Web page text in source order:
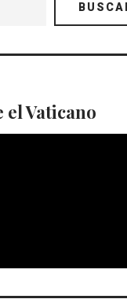
el Vaticano